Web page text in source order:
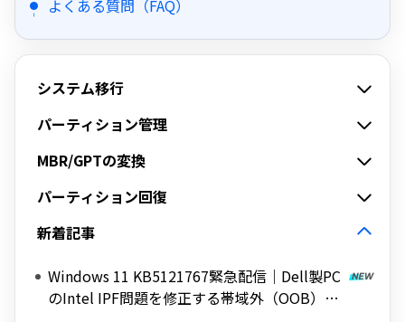
よくある質問（FAQ）
システム移行
パーティション管理
MBR/GPTの変換
パーティション回復
新着記事
Windows 11 KB5121767緊急配信｜Dell製PC
のIntel IPF問題を修正する帯域外（OOB）ア